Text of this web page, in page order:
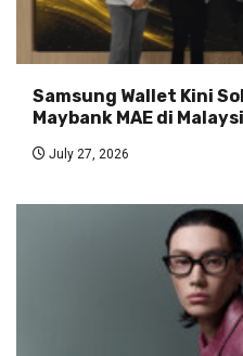
Samsung Wallet Kini
Maybank MAE di
July 27, 2026